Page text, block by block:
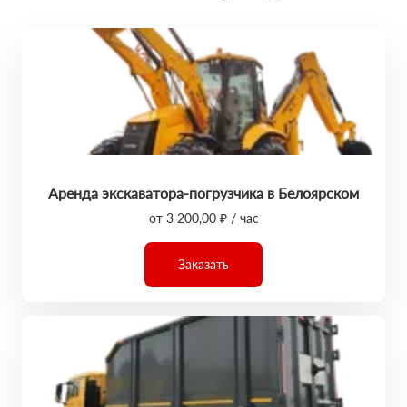
Аренда экскаватора-погрузчика в Белоярском
от 3 200,00 ₽ / час
Заказать